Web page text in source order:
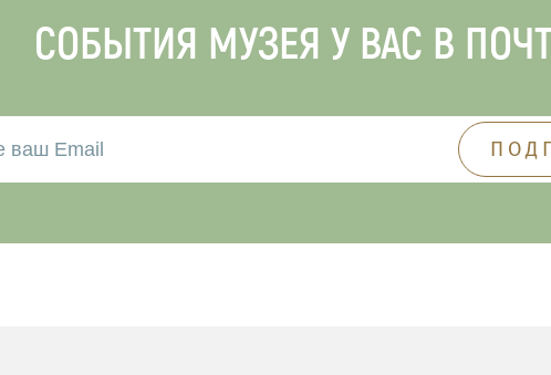
СОБЫТИЯ МУЗЕЯ У ВАС В